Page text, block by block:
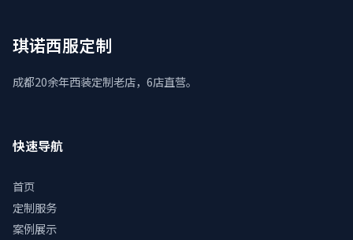
琪诺西服定制
成都20余年西装定制老店，6店直营。
快速导航
首页
定制服务
案例展示